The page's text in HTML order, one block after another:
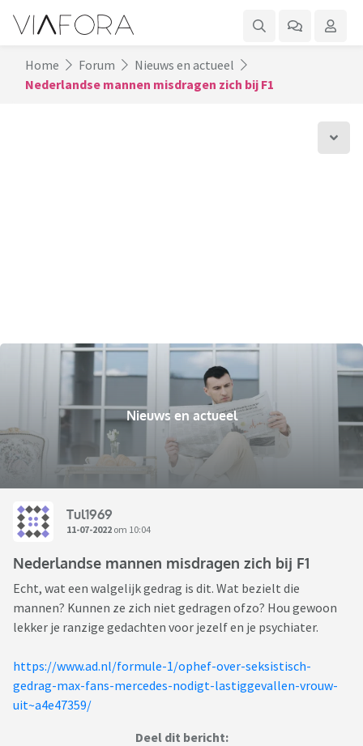
Home Forum
Nieuws en actueel
Nederlandse mannen misdragen zich bij F1
Nieuws en actueel
Tul1969
11-07-2022 om 10:04
Nederlandse mannen misdragen zich bij F1
Echt, wat een walgelijk gedrag is dit. Wat bezielt die
mannen? Kunnen ze zich niet gedragen ofzo? Hou gewoon
lekker je ranzige gedachten voor jezelf en je psychiater.
https://www.ad.nl/formule-1/ophef-over-seksistisch-
gedrag-max-fans-mercedes-nodigt-lastiggevallen-vrouw-
uit~a4e47359/
Deel dit bericht: